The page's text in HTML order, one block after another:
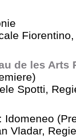
de les Arts
Spotti,
Idomeneo
Vladar,